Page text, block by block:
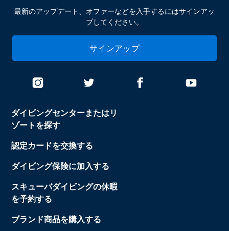
ダイビングセンターまたはリ
ゾートを探す
認定カードを交換する
ダイビング保険に加入する
スキューバダイビングの休暇
を予約する
ブランド商品を購入する
最新のアップデート、オファーなどを入手するにはサインアッ
プしてください。
サインアップ